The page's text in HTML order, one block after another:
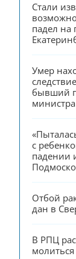
Стали
падел на
Умер
бывший
с
падении
Отбой
дан в
В РПЦ